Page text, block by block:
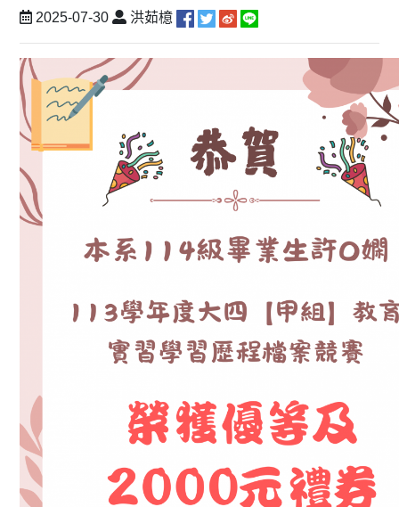
2025-07-30 洪茹檍